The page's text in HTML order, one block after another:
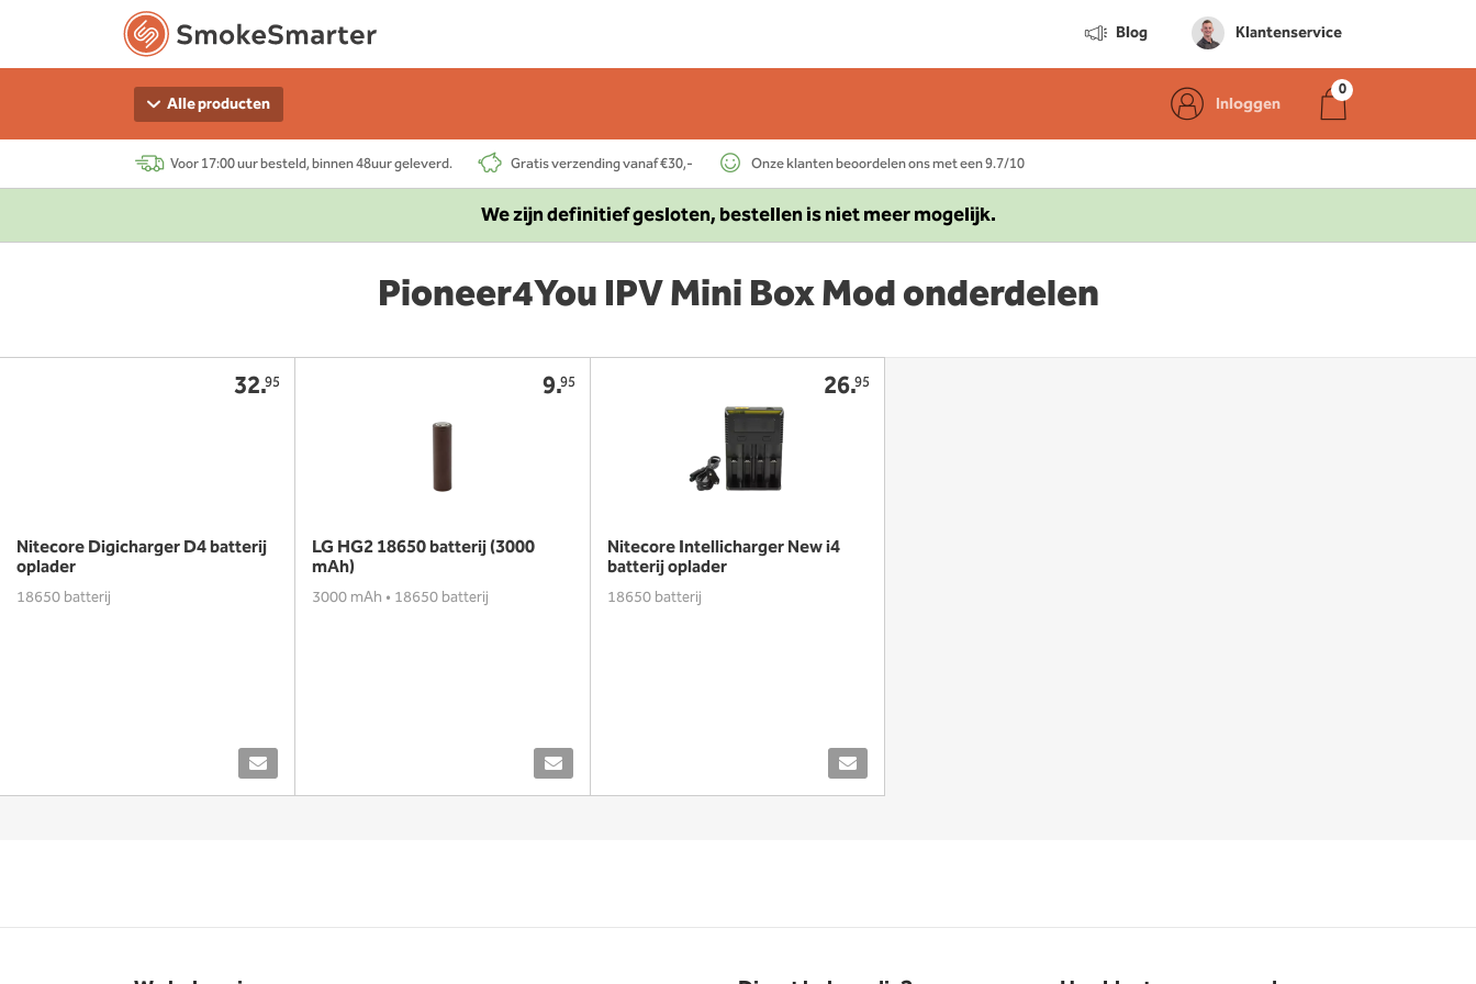
Blog Klantenservice
Alle producten Inloggen
Voor 17:00 uur besteld, binnen 48uur geleverd. Gratis verzending vanaf €30,- Onze klanten beoordelen ons met een 9.7/10
We zijn definitief gesloten, bestellen is niet meer mogelijk.
Pioneer4You IPV Mini Box Mod onderdelen
32.95
Nitecore Digicharger D4 batterij
oplader
18650 batterij
9.95
LG HG2 18650 batterij (3000
mAh)
3000 mAh • 18650 batterij
26.95
Nitecore Intellicharger New i4
batterij oplader
18650 batterij